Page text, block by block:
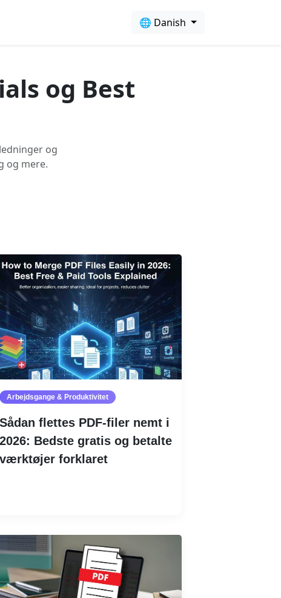
🌐 Danish
og Best
og
og mere.
Arbejdsgange & Produktivitet
Sådan flettes PDF-filer nemt i
2026: Bedste gratis og betalte
værktøjer forklaret